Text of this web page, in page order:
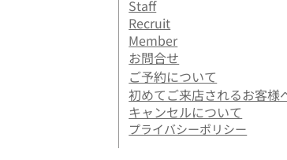
Staff
Recruit
Member
お問合せ
ご予約について
初めてご来店されるお客様
キャンセルについて
プライバシーポリシー